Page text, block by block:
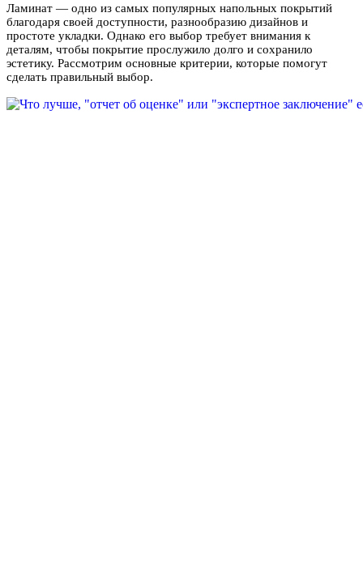
Ламинат — одно из самых популярных напольных покрытий
благодаря своей доступности, разнообразию дизайнов и
простоте укладки. Однако его выбор требует внимания к
деталям, чтобы покрытие прослужило долго и сохранило
эстетику. Рассмотрим основные критерии, которые помогут
сделать правильный выбор.